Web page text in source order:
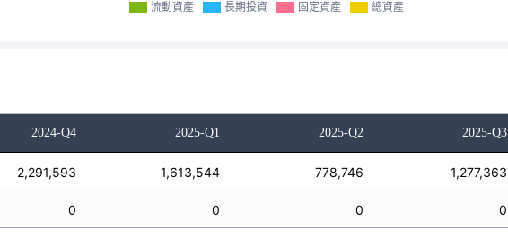
流動資產 長期投資 固定資產 總資產
2024-Q4 2025-Q1 2025-Q2 2025-Q3
2,291,593 1,613,544 778,746 1,277,363
0 0 0 0